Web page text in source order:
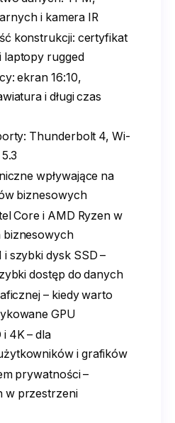
i kamera IR
konstrukcji: certyfikat
laptopy rugged
ekran 16:10,
i długi czas
Thunderbolt 4, Wi-
wpływające na
biznesowych
Core i AMD Ryzen w
biznesowych
i szybki dysk SSD –
dostęp do danych
– kiedy warto
GPU
i 4K – dla
i grafików
prywatności –
w przestrzeni